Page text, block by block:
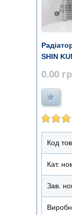
SHIN
0.00
Код
Кат.
Зав.